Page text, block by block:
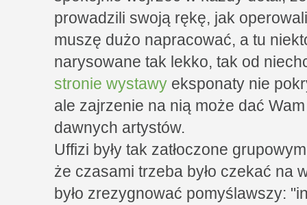
prowadzili swoją rękę, jak
muszę dużo napracować, a tu
narysowane tak lekko, tak od
stronie wystawy eksponaty nie
ale zajrzenie na nią może dać
dawnych artystów.
Uffizi były tak zatłoczone
że czasami trzeba było czekać na
było zrezygnować pomyślawszy: